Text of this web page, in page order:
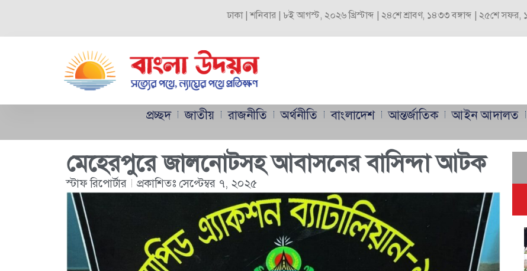
ঢাকা | শনিবার | ৮ই আগস্ট, ২০২৬ খ্রিস্টাব্দ | ২৪শে শ্রাবণ, ১৪৩৩ বঙ্গাব্দ | ২৫শে সফর,
প্রচ্ছদ জাতীয় রাজনীতি অর্থনীতি বাংলাদেশ আন্তর্জাতিক আইন আদালত
মেহেরপুরে জালনোটসহ আবাসনের বাসিন্দা আটক
স্টাফ রিপোর্টার প্রকাশিতঃ সেপ্টেম্বর ৭, ২০২৫